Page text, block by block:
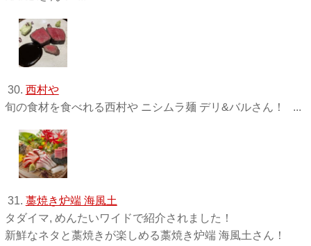
30. 西村や
旬の食材を食べれる西村や ニシムラ麺 デリ&バルさん！ ...
31. 藁焼き炉端 海風土
タダイマ, めんたいワイドで紹介されました！
新鮮なネタと藁焼きが楽しめる藁焼き炉端 海風土さん！